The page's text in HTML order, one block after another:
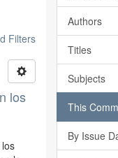
Filters
los
Authors
Titles
Subjects
This
By Issue